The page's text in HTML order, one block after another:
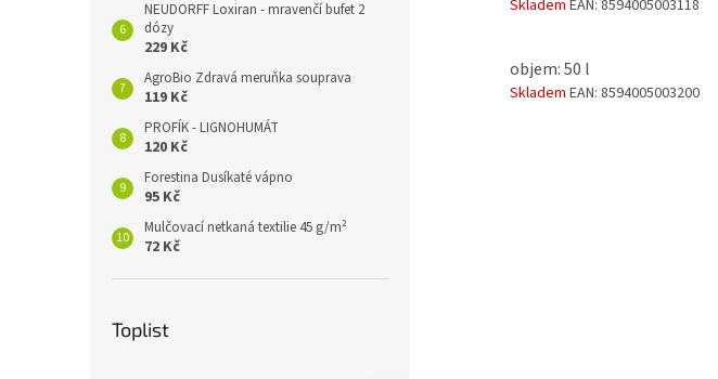
NEUDORFF Loxiran - mravenčí bufet 2
dózy
229 Kč
AgroBio Zdravá meruňka souprava
119 Kč
PROFÍK - LIGNOHUMÁT
120 Kč
Forestina Dusíkaté vápno
95 Kč
Mulčovací netkaná textilie 45 g/m²
72 Kč
Toplist
Skladem EAN: 8594005003118
objem: 50 l
Skladem EAN: 8594005003200